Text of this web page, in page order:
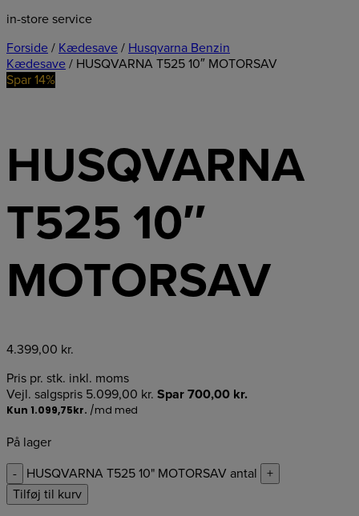
in-store service
Forside / Kædesave / Husqvarna Benzin
Kædesave / HUSQVARNA T525 10″ MOTORSAV
Spar 14%
HUSQVARNA
T525 10″
MOTORSAV
4.399,00 kr.
Pris pr. stk. inkl. moms
Vejl. salgspris 5.099,00 kr. Spar 700,00 kr.
På lager
-
HUSQVARNA T525 10" MOTORSAV antal
+
Tilføj til kurv